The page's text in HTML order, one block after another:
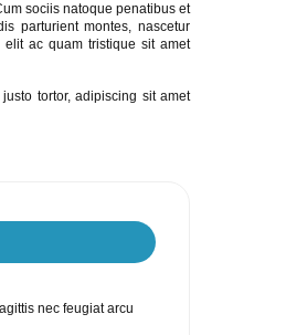
sociis natoque penatibus et
parturient montes, nascetur
ac quam tristique sit amet
tortor, adipiscing sit amet
nec feugiat arcu